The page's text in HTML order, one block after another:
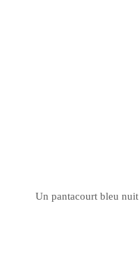
Un pantacourt bleu nuit